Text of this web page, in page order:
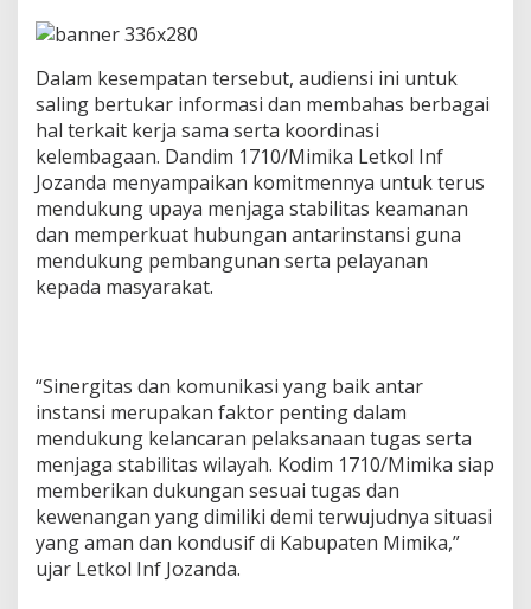
t
i
l
a
t
u
r
h
m
i
d
n
g
k
a
t
k
a
n
S
Dalam kesempatan tersebut, audiensi ini untuk
saling bertukar informasi dan membahas berbagai
hal terkait kerja sama serta koordinasi
kelembagaan. Dandim 1710/Mimika Letkol Inf
Jozanda menyampaikan komitmennya untuk terus
mendukung upaya menjaga stabilitas keamanan
dan memperkuat hubungan antarinstansi guna
mendukung pembangunan serta pelayanan
kepada masyarakat.
“Sinergitas dan komunikasi yang baik antar
instansi merupakan faktor penting dalam
mendukung kelancaran pelaksanaan tugas serta
menjaga stabilitas wilayah. Kodim 1710/Mimika siap
memberikan dukungan sesuai tugas dan
kewenangan yang dimiliki demi terwujudnya situasi
yang aman dan kondusif di Kabupaten Mimika,”
ujar Letkol Inf Jozanda.